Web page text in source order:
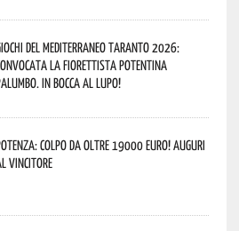
del Mediterraneo Taranto 2026:
la fiorettista potentina
In bocca al lupo!
colpo da oltre 19000 Euro! Auguri
vincitore